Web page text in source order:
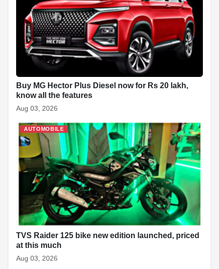
Buy MG Hector Plus Diesel now for Rs 20 lakh,
know all the features
Aug 03, 2026
AUTOMOBILE
TVS Raider 125 bike new edition launched, priced
at this much
Aug 03, 2026